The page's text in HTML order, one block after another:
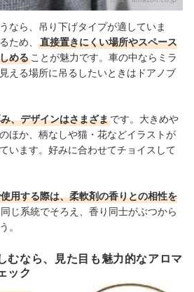
なら、吊り下げタイプが適していま
ため、
直接置きにくい場所やスペース
めることが魅力です。車の中ならミラ
える場所に吊るしたいときはドアノブ
、デザインはさまざまです。大きめや
ほか、柄なしや猫・花などイラストが
います。好みに合わせてチョイスして
用する際は、柔軟剤の香りとの相性を
じ系統でそろえ、香り同士がぶつから
。
むなら、見た目も魅力的なアロマ
ック